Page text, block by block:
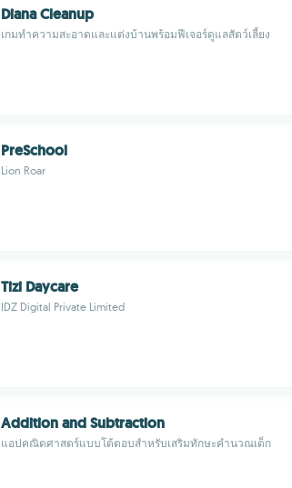
Diana Cleanup
เกมทำความสะอาดและแต่งบ้านพร้อมฟีเจอร์ดูแลสัตว์เลี้ยง
PreSchool
Lion Roar
Tizi Daycare
IDZ Digital Private Limited
Addition and Subtraction
แอปคณิตศาสตร์แบบโต้ตอบสำหรับเสริมทักษะคำนวณเด็ก